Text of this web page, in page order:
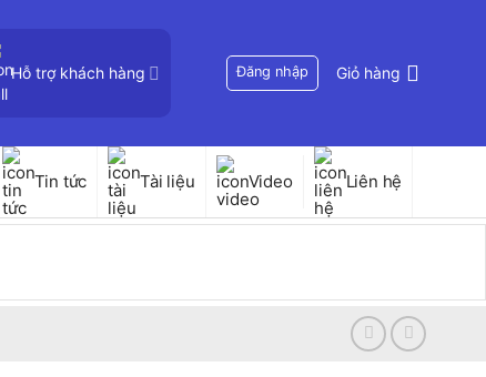
Hỗ trợ khách hàng Đăng nhập Giỏ hàng
Tin tức Tài liệu Video Liên hệ